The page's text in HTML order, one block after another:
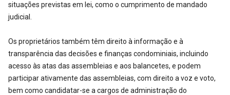
situações previstas em lei, como o cumprimento de mandado
judicial.
Os proprietários também têm direito à informação e à
transparência das decisões e finanças condominiais, incluindo
acesso às atas das assembleias e aos balancetes, e podem
participar ativamente das assembleias, com direito a voz e voto,
bem como candidatar-se a cargos de administração do